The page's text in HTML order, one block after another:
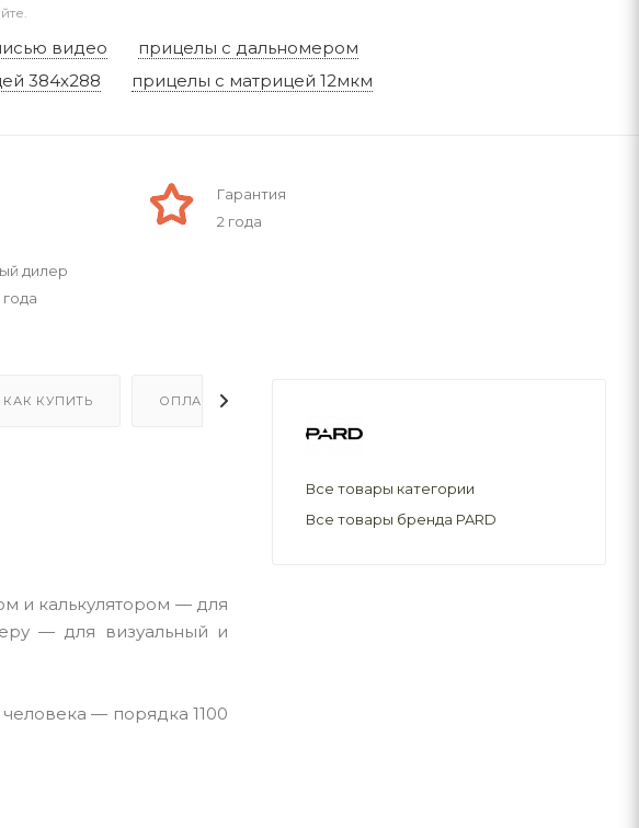
видео
прицелы с дальномером
384x288
прицелы с матрицей 12мкм
Гарантия
2 года
дилер
года
КАК КУПИТЬ ОПЛАТА
и калькулятором — для
— для визуальный и
— порядка 1100
Все товары категории
Все товары бренда PARD